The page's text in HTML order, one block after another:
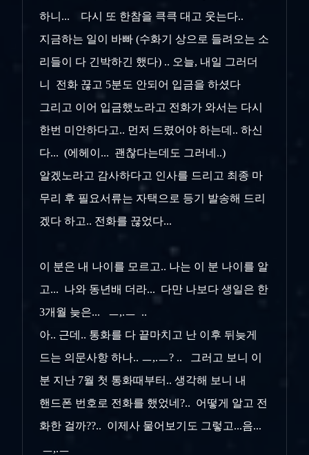
하니... 다시 또 한참을 큭큭 대고 웃는다..
지금하는 일이 바빠 (수화기 상으로 들려오는 소
리들이 다 긴박하긴 했다) .. 오늘, 내일 그러더
니 전화 끊고 5분도 안되어 입금을 하셨다
그리고 이어 입금했노라고 전화가 와서는 다시
한번 미안하다고.. 먼저 드렸어야 하는데.. 하신
다... (에헤이... 괜찮다는데도 그러네..)
알겠노라고 감사하다고 인사를 드리고 최종 마
무리 후 필요서류는 자택으로 등기 발송해 드리
겠다 하고.. 전화를 끊었다...
이 분은 내 나이를 모르고.. 나는 이 분 나이를 알
고... 나와 동년배 더라... 다만 나보다 생일은 한
3개월 늦은... ㅡ,.ㅡ ..
아.. 근데.. 통화를 다 끝마치고 난 이후 뒤늦게
드는 의문사항 하나.. ㅡ,.ㅡ? .. 그러고 보니 이
분 지난 7월 첫 통화때부터.. 생각해 보니 내
핸드폰 번호로 전화를 했었네?.. 어떻게 알고 전
화한 걸까??.. 이제사 물어보기도 그렇고...음...
ㅡ,.ㅡ